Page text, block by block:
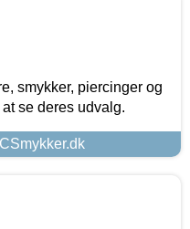
smykker, piercinger og
se deres udvalg.